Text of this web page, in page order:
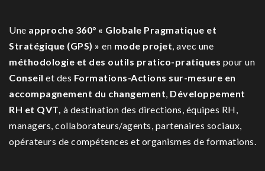
Une approche 360° « Globale Pragmatique et
Stratégique (GPS) » en mode projet , avec une
méthodologie et des outils pratico-pratiques pour un
Conseil et des Formations-Actions sur-mesure en
accompagnement du changement Développement
RH et QVT, à destination des directions, équipes RH,
managers, collaborateurs/agents, partenaires sociaux,
opérateurs de compétences et organismes de formations.